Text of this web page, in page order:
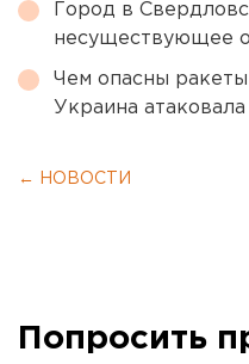
Город в
несуществующее
Чем опасны
Украина
← НОВОСТИ
Попросить